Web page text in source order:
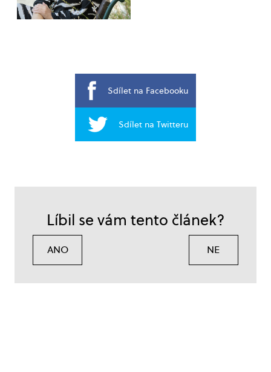
Sdílet na Facebooku
Sdílet na Twitteru
Líbil se vám tento článek?
ANO NE